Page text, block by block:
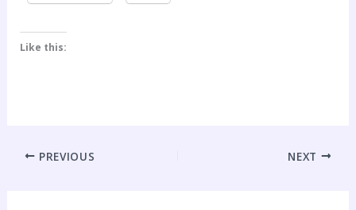
Like this:
PREVIOUS NEXT